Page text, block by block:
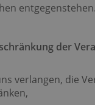
entgegenstehen.
der
verlangen, die